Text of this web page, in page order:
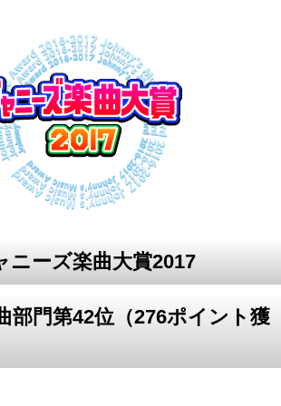
ニーズ楽曲大賞2017
部門第42位（276ポイント獲